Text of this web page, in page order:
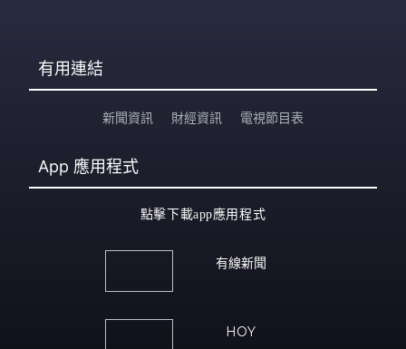
有用連結
新聞資訊 財經資訊 電視節目表
App 應用程式
點擊下載app應用程式
有線新聞
HOY